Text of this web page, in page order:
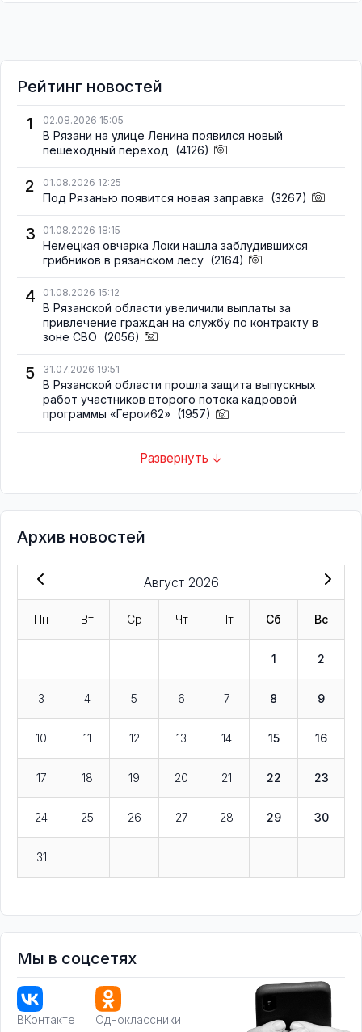
Рейтинг новостей
1
02.08.2026 15:05
В Рязани на улице Ленина появился новый
пешеходный переход (4126)
2 01.08.2026 12:25
Под Рязанью появится новая заправка (3267)
3 01.08.2026 18:15
Немецкая овчарка Локи нашла заблудившихся
грибников в рязанском лесу (2164)
4 01.08.2026 15:12
В Рязанской области увеличили выплаты за
привлечение граждан на службу по контракту в
зоне СВО (2056)
5 31.07.2026 19:51
В Рязанской области прошла защита выпускных
работ участников второго потока кадровой
программы «Герои62» (1957)
Развернуть ↓
Архив новостей
Август 2026
Пн Вт Ср Чт Пт Сб Вс
1 2
3 4 5 6 7 8 9
10 11 12 13 14 15 16
17 18 19 20 21 22 23
24 25 26 27 28 29 30
31
Мы в соцсетях
ВКонтакте Одноклассники